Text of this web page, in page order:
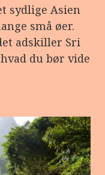
sydlige Asien
små øer.
adskiller Sri
du bør vide